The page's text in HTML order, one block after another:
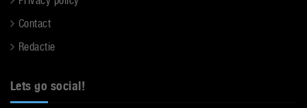
Contact
Redactie
Lets go social!